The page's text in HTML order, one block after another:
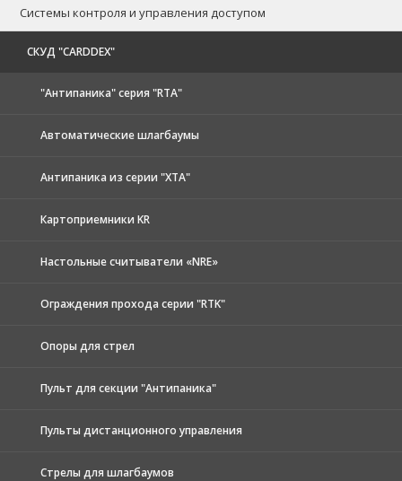
Системы контроля и управления доступом
CКУД "CARDDEX"
"Антипаника" серия "RTA"
Автоматические шлагбаумы
Антипаника из серии "XTA"
Картоприемники KR
Настольные считыватели «NRE»
Ограждения прохода серии "RTK"
Опоры для стрел
Пульт для секции "Антипаника"
Пульты дистанционного управления
Стрелы для шлагбаумов